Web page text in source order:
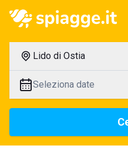
Lido di Ostia
Seleziona date